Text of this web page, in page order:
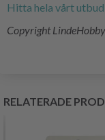
Hitta hela vårt utbud
Copyright LindeHobby
RELATERADE